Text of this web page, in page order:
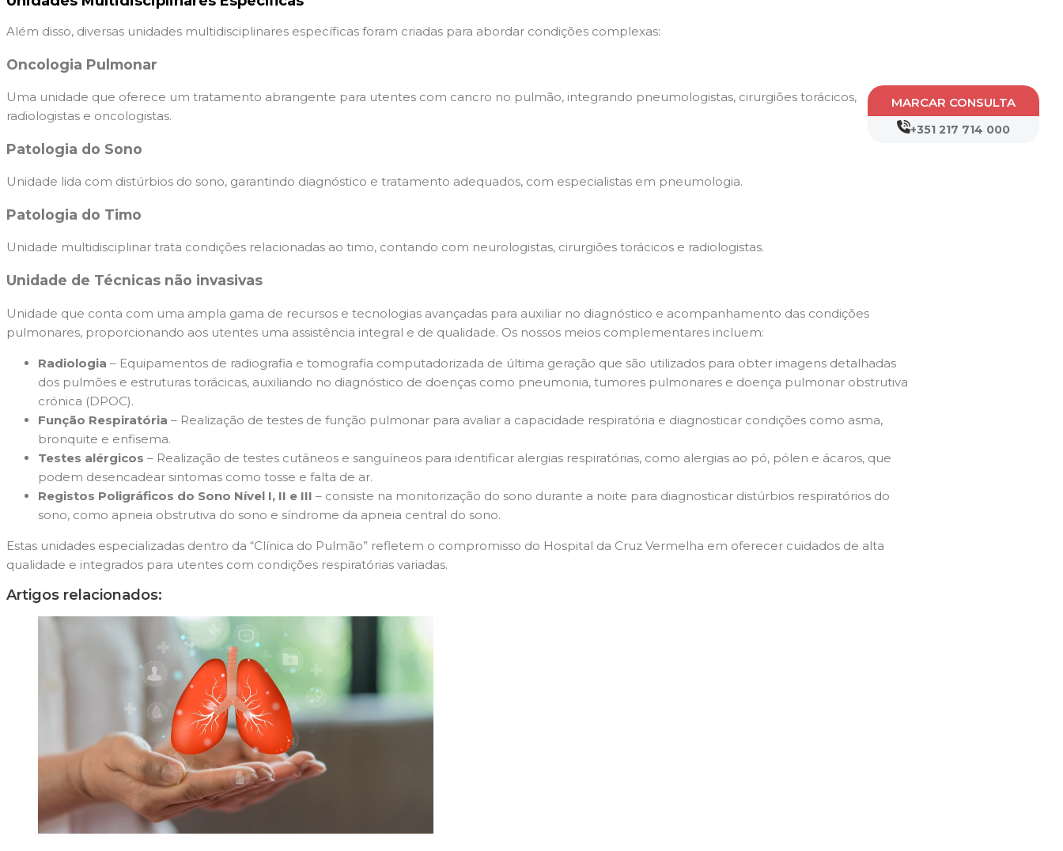
MARCAR CONSULTA
+351 217 714 000
Além disso, diversas unidades multidisciplinares específicas foram criadas para abordar condições complexas:
Oncologia Pulmonar
Uma unidade que oferece um tratamento abrangente para utentes com cancro no pulmão, integrando pneumologistas, cirurgiões torácicos,
radiologistas e oncologistas.
Patologia do Sono
Unidade lida com distúrbios do sono, garantindo diagnóstico e tratamento adequados, com especialistas em pneumologia.
Patologia do Timo
Unidade multidisciplinar trata condições relacionadas ao timo, contando com neurologistas, cirurgiões torácicos e radiologistas.
Unidade de Técnicas não invasivas
Unidade que conta com uma ampla gama de recursos e tecnologias avançadas para auxiliar no diagnóstico e acompanhamento das condições
pulmonares, proporcionando aos utentes uma assistência integral e de qualidade. Os nossos meios complementares incluem:
Radiologia – Equipamentos de radiografia e tomografia computadorizada de última geração que são utilizados para obter imagens detalhadas
dos pulmões e estruturas torácicas, auxiliando no diagnóstico de doenças como pneumonia, tumores pulmonares e doença pulmonar obstrutiva
crónica (DPOC).
Função Respiratória – Realização de testes de função pulmonar para avaliar a capacidade respiratória e diagnosticar condições como asma,
bronquite e enfisema.
Testes alérgicos – Realização de testes cutâneos e sanguíneos para identificar alergias respiratórias, como alergias ao pó, pólen e ácaros, que
podem desencadear sintomas como tosse e falta de ar.
Registos Poligráficos do Sono Nível I, II e III – consiste na monitorização do sono durante a noite para diagnosticar distúrbios respiratórios do
sono, como apneia obstrutiva do sono e síndrome da apneia central do sono.
Estas unidades especializadas dentro da “Clínica do Pulmão” refletem o compromisso do Hospital da Cruz Vermelha em oferecer cuidados de alta
qualidade e integrados para utentes com condições respiratórias variadas.
Artigos relacionados: